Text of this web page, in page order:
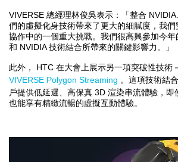
VIVERSE 總經理林俊吳表示：「整合 NVIDIA
們的虛擬化身技術帶來了更大的細膩度，我
協作中的一個重大挑戰。我們很高興參加今
和 NVIDIA 技術結合所帶來的關鍵影響力。」
此外， HTC 在大會上展示另一項突破性技術
VIVERSE Polygon Streaming 。這項技術結
戶提供低延遲、高保真 3D 渲染串流體驗，即
也能享有精緻流暢的虛擬互動體驗。